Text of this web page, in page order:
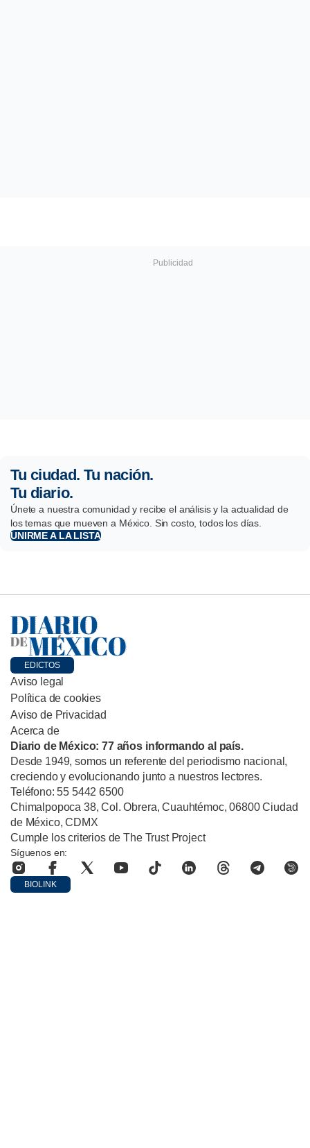
Tu ciudad. Tu nación.
Tu diario.
Únete a nuestra comunidad y recibe el análisis y la actualidad de
los temas que mueven a México. Sin costo, todos los días.
UNIRME A LA LISTA
EDICTOS
Aviso legal
Política de cookies
Aviso de Privacidad
Acerca de
Diario de México: 77 años informando al país.
Desde 1949, somos un referente del periodismo nacional,
creciendo y evolucionando junto a nuestros lectores.
Teléfono: 55 5442 6500
Chimalpopoca 38, Col. Obrera, Cuauhtémoc, 06800 Ciudad
de México, CDMX
Cumple los criterios de The Trust Project
Síguenos en:
BIOLINK